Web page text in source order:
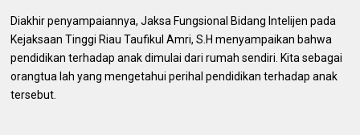
Diakhir penyampaiannya, Jaksa Fungsional Bidang Intelijen pada
Kejaksaan Tinggi Riau Taufikul Amri, S.H menyampaikan bahwa
pendidikan terhadap anak dimulai dari rumah sendiri. Kita sebagai
orangtua lah yang mengetahui perihal pendidikan terhadap anak
tersebut.